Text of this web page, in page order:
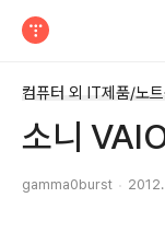
컴퓨터 외 IT제품/노
소니
gamma0burst